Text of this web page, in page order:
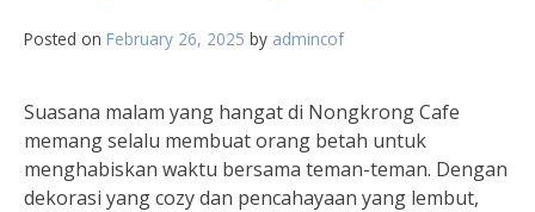
Posted on February 26, 2025 by admincof
Suasana malam yang hangat di Nongkrong Cafe
memang selalu membuat orang betah untuk
menghabiskan waktu bersama teman-teman. Dengan
dekorasi yang cozy dan pencahayaan yang lembut,